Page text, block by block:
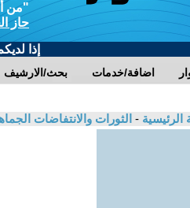
"من
حاز
إذا
بحث/الارشيف اضافة/خدمات
الرئيسية - الثورات والانتفاضات